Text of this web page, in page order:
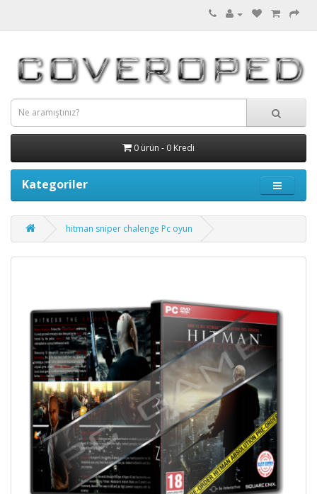
0 ürün - 0 Kredi
Kategoriler
hitman sniper chalenge Pc oyun